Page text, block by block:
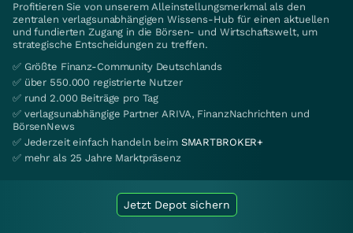
Profitieren Sie von unserem Alleinstellungsmerkmal als den
zentralen verlagsunabhängigen Wissens-Hub für einen aktuellen
und fundierten Zugang in die Börsen- und Wirtschaftswelt, um
strategische Entscheidungen zu treffen.
✅ Größte Finanz-Community Deutschlands
✅ über 550.000 registrierte Nutzer
✅ rund 2.000 Beiträge pro Tag
✅ verlagsunabhängige Partner ARIVA, FinanzNachrichten und
BörsenNews
✅ Jederzeit einfach handeln beim SMARTBROKER+
✅ mehr als 25 Jahre Marktpräsenz
Jetzt Depot sichern